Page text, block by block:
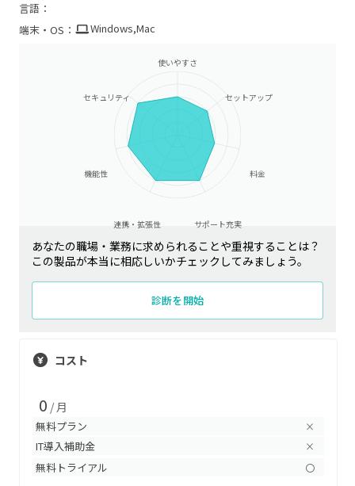
言語：
端末・OS：
Windows,Mac
使いやすさ
セットアップ
料金
サポート充実
連携・拡張性
機能性
セキュリティ
あなたの職場・業務に求められることや重視することは？
この製品が本当に相応しいかチェックしてみましょう。
診断を開始
コスト
0 / 月
無料プラン ×
IT導入補助金 ×
無料トライアル 〇